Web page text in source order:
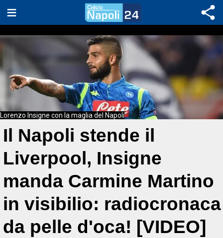
Lorenzo Insigne con la maglia del Napoli
Il Napoli stende il
Liverpool, Insigne
manda Carmine Martino
in visibilio: radiocronaca
da pelle d'oca! [VIDEO]